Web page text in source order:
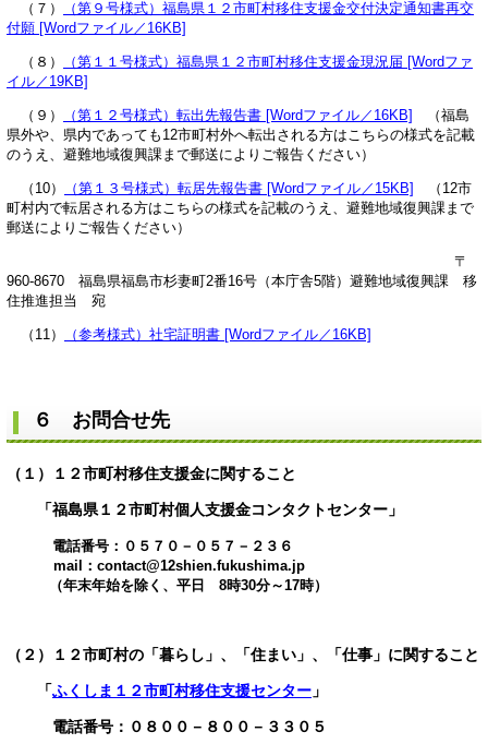
（７）
（第９号様式）福島県１２市町村移住支援金交付決定通知書再交
付願 [Wordファイル／16KB]
（８）
（第１１号様式）福島県１２市町村移住支援金現況届 [Wordファ
イル／19KB]
（９） （第１２号様式）転出先報告書 [Wordファイル／16KB]
（福島
県外や、県内であっても12市町村外へ転出される方はこちらの様式を記載
のうえ、避難地域復興課まで郵送によりご報告ください）
（10） （第１３号様式）転居先報告書 [Wordファイル／15KB]
（12市
町村内で転居される方はこちらの様式を記載のうえ、避難地域復興課まで
郵送によりご報告ください）
〒
960-8670 福島県福島市杉妻町2番16号（本庁舎5階）避難地域復興課 移
住推進担当 宛
（11） （参考様式）社宅証明書 [Wordファイル／16KB]
６ お問合せ先
（１）１２市町村移住支援金に関すること
「福島県１２市町村個人支援金コンタクトセンター」
電話番号：０５７０－０５７－２３６
mail： contact@12shien.fukushima.jp
（年末年始を除く、平日 8時30分～17時）
（２）１２市町村の「暮らし」、「住まい」、「仕事」に関すること
「ふくしま１２市町村移住支援センター 」
電話番号：０８００－８００－３３０５